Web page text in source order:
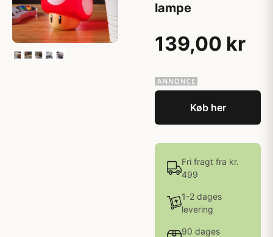
lampe
139,00 kr
Køb her
Fri fragt fra kr.
499
1-2 dages
levering
90 dages